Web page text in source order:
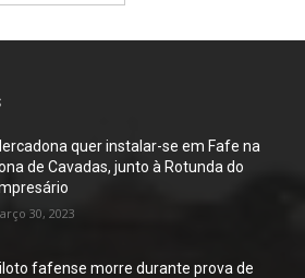
quer instalar-se em Fafe na
de Cavadas, junto à Rotunda do
30, 2023
fafense morre durante prova de